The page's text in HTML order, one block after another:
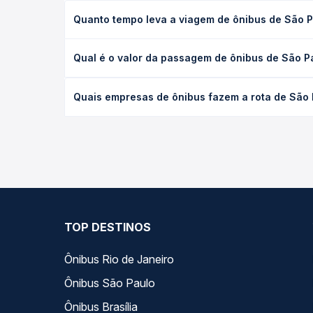
Quanto tempo leva a viagem de ônibus de São
executivo ou leito) e as condições de tráfego. Na
Qual é o valor da passagem de ônibus de São
poltrona e a antecedência da compra. Na Quero
Quais empresas de ônibus fazem a rota de São
TOP DESTINOS
Ônibus Rio de Janeiro
Ônibus São Paulo
Ônibus Brasília